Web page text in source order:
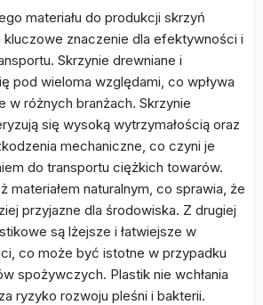
materiału do produkcji skrzyń
znaczenie dla efektywności i
Skrzynie drewniane i
pod wieloma względami, co wpływa
w różnych branżach. Skrzynie
się wysoką wytrzymałością oraz
mechaniczne, co czyni je
do transportu ciężkich towarów.
materiałem naturalnym, co sprawia, że
przyjazne dla środowiska. Z drugiej
są lżejsze i łatwiejsze w
co może być istotne w przypadku
spożywczych. Plastik nie wchłania
ryzyko rozwoju pleśni i bakterii.